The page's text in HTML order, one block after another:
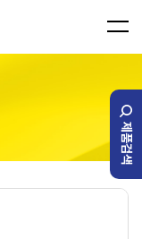
제품검색